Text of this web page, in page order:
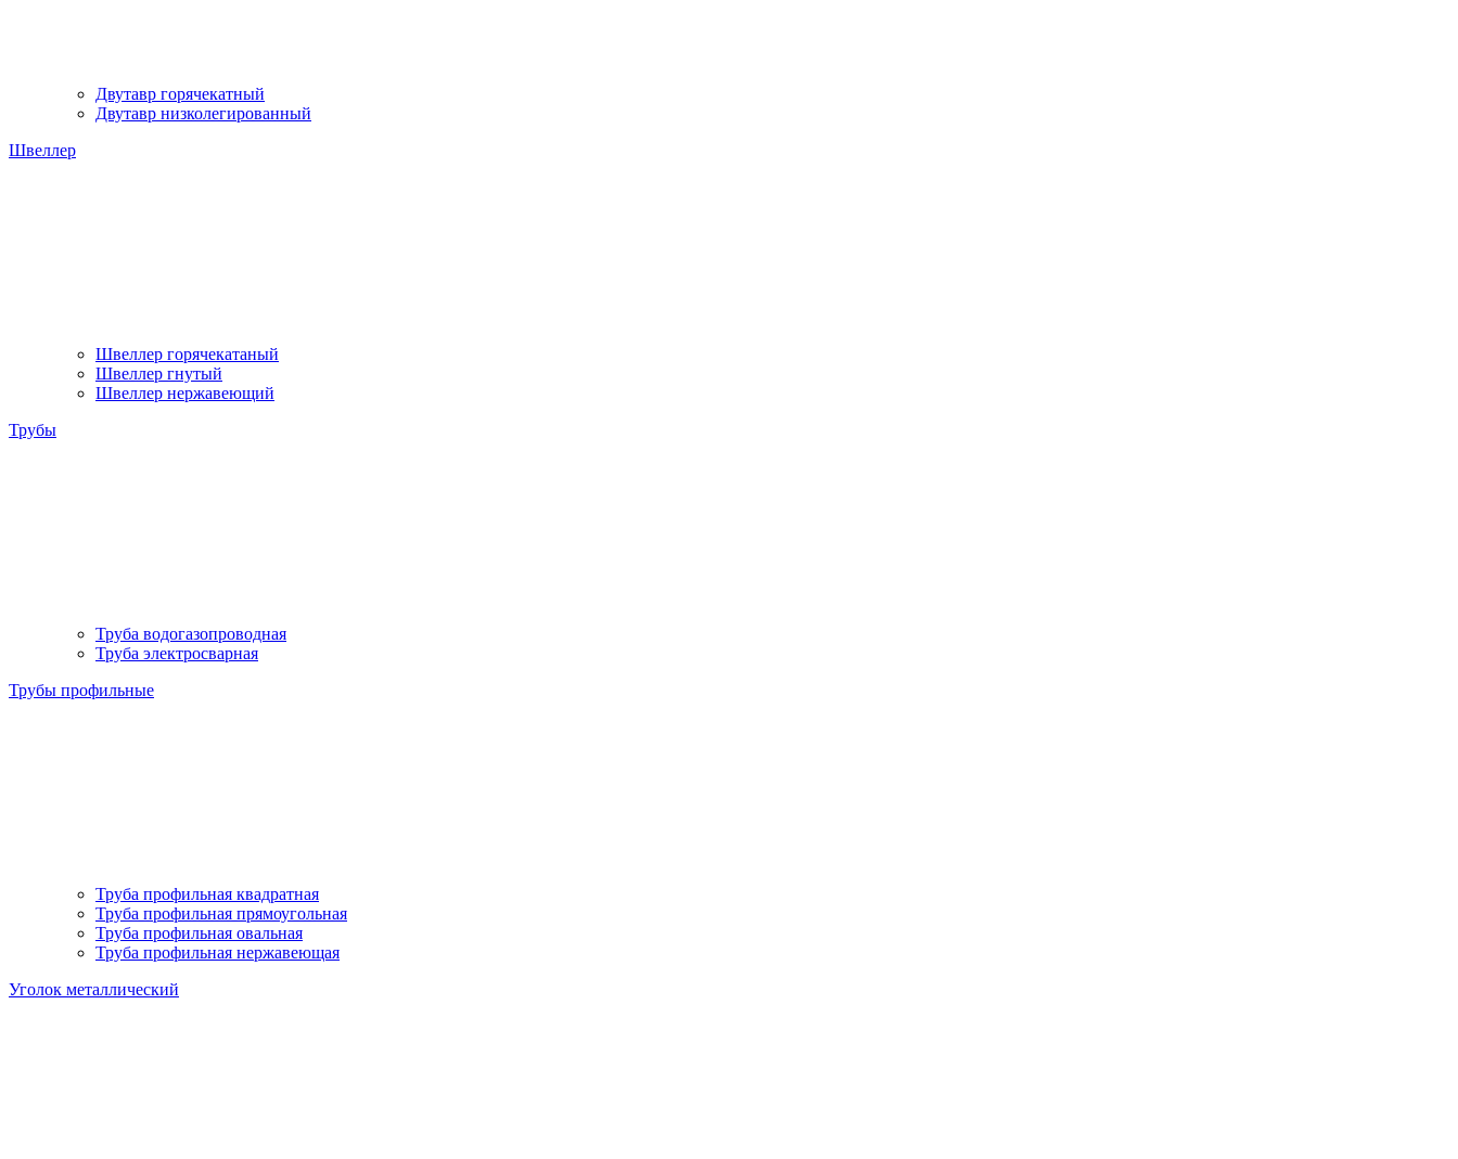
Двутавр горячекатный
Двутавр низколегированный
Швеллер
Швеллер горячекатаный
Швеллер гнутый
Швеллер нержавеющий
Трубы
Труба водогазопроводная
Труба электросварная
Трубы профильные
Труба профильная квадратная
Труба профильная прямоугольная
Труба профильная овальная
Труба профильная нержавеющая
Уголок металлический